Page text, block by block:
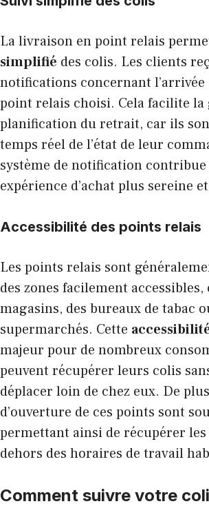
La livraison en point relais
simplifié des colis. Les clients
notifications concernant
point relais choisi. Cela facilite la
planification du retrait, car ils
temps réel de l’état de leur
système de notification contribue
expérience d’achat plus sereine
Accessibilité des points relais
Les points relais sont
des zones facilement accessibles,
magasins, des bureaux de tabac
supermarchés. Cette
majeur pour de nombreux
peuvent récupérer leurs colis
déplacer loin de chez eux. De
d’ouverture de ces points sont
permettant ainsi de récupérer
dehors des horaires de travail
Comment suivre votre